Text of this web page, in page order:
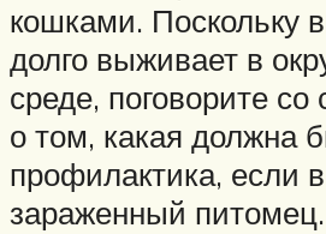
кошками. Поскольку
долго выживает в
среде, поговорите
о том, какая должна
профилактика, если
зараженный питомец.